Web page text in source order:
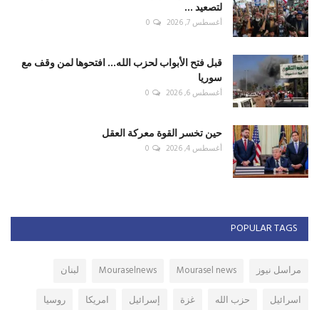
لتصعيد ...
أغسطس 7, 2026 0
قبل فتح الأبواب لحزب الله... افتحوها لمن وقف مع
سوريا
أغسطس 6, 2026 0
حين تخسر القوة معركة العقل
أغسطس 4, 2026 0
POPULAR TAGS
مراسل نيوز Mourasel news
Mouraselnews
لبنان
اسرائيل
حزب الله غزة إسرائيل امريكا
روسيا